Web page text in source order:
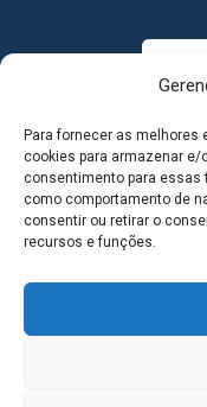
Para fornecer as
cookies para armazenar
consentimento para essas
como comportamento de
consentir ou retirar o
recursos e funções.
MAPA DO SITE
SEDE DO